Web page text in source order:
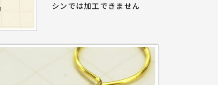
シンでは加工できません